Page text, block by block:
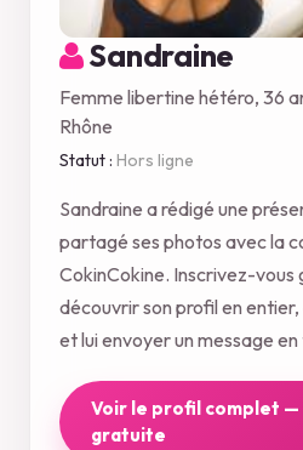
Sandraine
Femme libertine hétéro, 36
Rhône
Statut : Hors ligne
Sandraine a rédigé une
partagé ses photos avec la
CokinCokine. Inscrivez-
découvrir son profil en
et lui envoyer un message
Voir le profil complet
gratuite